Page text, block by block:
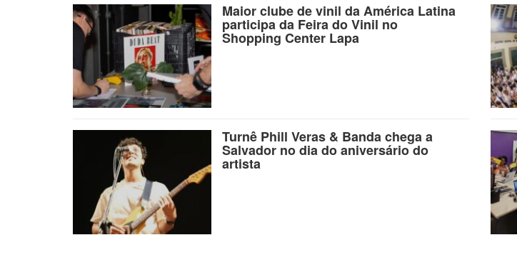
Maior clube de vinil da América Latina
participa da Feira do Vinil no
Shopping Center Lapa
Turnê Phill Veras & Banda chega a
Salvador no dia do aniversário do
artista